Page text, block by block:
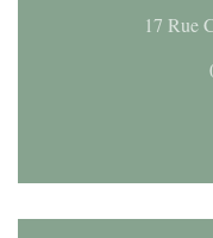
17 Rue